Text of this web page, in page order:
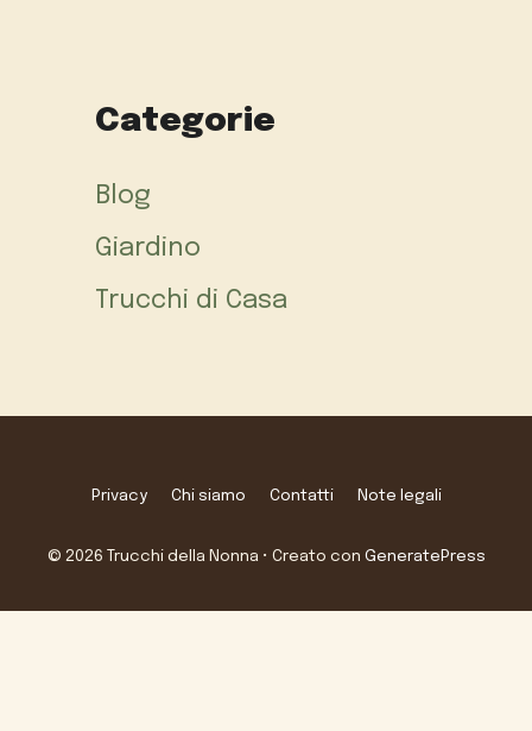
Categorie
Blog
Giardino
Trucchi di Casa
Privacy Chi siamo Contatti Note legali
© 2026 Trucchi della Nonna • Creato con GeneratePress